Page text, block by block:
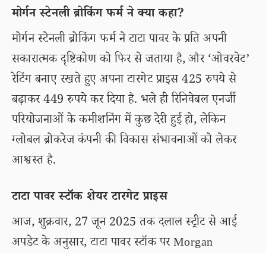
मोर्गन स्टेनली ब्रोकिंग फर्म ने क्या कहा?
मोर्गन स्टेनली ब्रोकिंग फर्म ने टाटा पावर के प्रति अपनी
सकारात्मक दृष्टिकोण को फिर से जताया है, और ‘ओवरवेट’
रेटिंग बनाए रखते हुए अपना टारगेट प्राइस 425 रुपये से
बढ़ाकर 449 रुपये कर दिया है. भले ही रिनिवेबल एनर्जी
परियोजनाओं के कमीशनिंग में कुछ देरी हुई हो, लेकिन
ग्लोबल ब्रोकरेज कंपनी की विकास संभावनाओं को लेकर
आश्वस्त है.
टाटा पावर स्टॉक शेयर टारगेट प्राइस
आज, शुक्रवार, 27 जून 2025 तक दलाल स्ट्रीट से आई
अपडेट के अनुसार, टाटा पावर स्टॉक पर Morgan